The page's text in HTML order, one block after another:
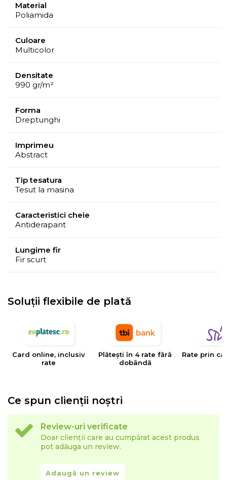
Material
Poliamida
Culoare
Multicolor
Densitate
990 gr/m²
Forma
Dreptunghi
Imprimeu
Abstract
Tip tesatura
Tesut la masina
Caracteristici cheie
Antiderapant
Lungime fir
Fir scurt
Soluții flexibile de plată
Card online, inclusiv
rate
Plătești în 4 rate fără
dobândă
Rate prin
Ce spun clienții noștri
Review-uri verificate
Doar clienții care au cumpărat acest produs
pot adăuga un review.
Adaugă un review